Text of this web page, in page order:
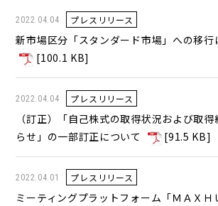
2022.04.04 プレスリリース
新市場区分「スタンダード市場」への移行
[100.1 KB]
2022.04.04 プレスリリース
（訂正）「自己株式の取得状況および取
らせ」の一部訂正について
[91.5 KB]
2022.04.01 プレスリリース
ミーティングプラットフォーム「ＭＡＸＨ